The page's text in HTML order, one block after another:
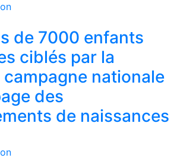
de 7000 enfants
ciblés par la
nationale
des
de naissances